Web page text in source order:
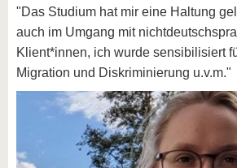
"Das Studium hat mir eine Haltung
auch im Umgang mit
Klient*innen, ich wurde sensibilisiert
Migration und Diskriminierung u.v.m."